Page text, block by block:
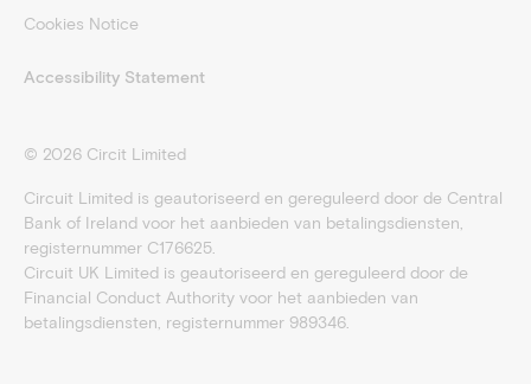
Cookies Notice
Accessibility Statement
© 2026Circit Limited
Circuit Limited is geautoriseerd en gereguleerd door de Central
Bank of Ireland voor het aanbieden van betalingsdiensten,
registernummer C176625.
Circuit UK Limited is geautoriseerd en gereguleerd door de
Financial Conduct Authority voor het aanbieden van
betalingsdiensten, registernummer 989346.